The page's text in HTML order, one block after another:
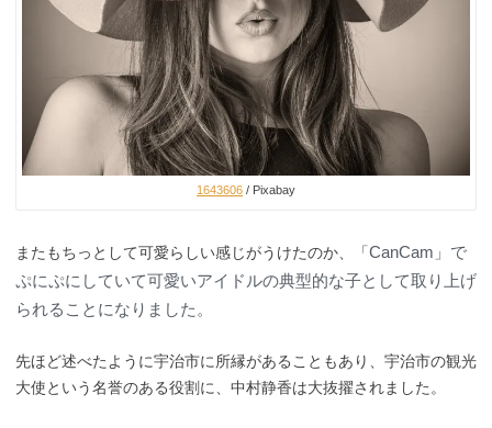
1643606 / Pixabay
またもちっとして可愛らしい感じがうけたのか、「CanCam」で
ぷにぷにしていて可愛いアイドルの典型的な子として取り上げ
られることになりました。
先ほど述べたように宇治市に所縁があることもあり、宇治市の観光
大使という名誉のある役割に、中村静香は大抜擢されました。